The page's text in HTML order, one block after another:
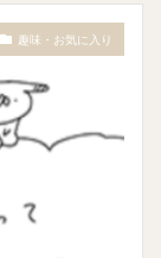
趣味・お気に入り